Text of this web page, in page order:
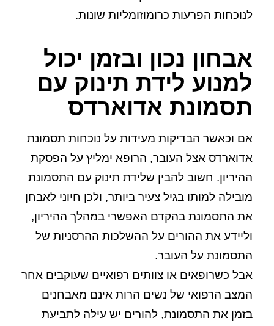
לנוכחות הפרעות כרומוזומליות שונות.
אבחון נכון ובזמן יכול
למנוע לידת תינוק עם
תסמונת אדוארדס
אם וכאשר הבדיקות מעידות על נוכחות תסמונת
אדוארדס אצל העובר, הרופא ימליץ על הפסקת
ההיריון. חשוב להבין שלידת תינוק עם התסמונת
מובילה למותו בגיל צעיר ביותר, ולכן חיוני לאבחן
את התסמונת בהקדם האפשרי במהלך ההיריון,
וליידע את ההורים על ההשלכות ההרסניות של
התסמונת על העובר.
אבל כשרופאים או צוותים רפואיים שעוקבים אחר
המצב הרפואי של נשים הרות אינם מאבחנים
בזמן את התסמונת, להורים יש עילה לתביעת